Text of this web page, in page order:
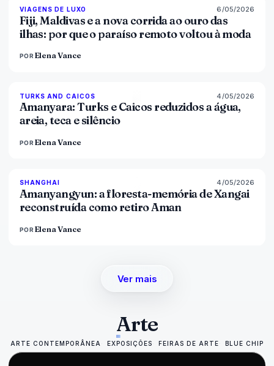
% 76
VIAGENS DE LUXO 6/05/2026
Fiji, Maldivas e a nova corrida ao ouro das
ilhas: por que o paraíso remoto voltou à moda
POR Elena Vance
% 60
TURKS AND CAICOS 4/05/2026
Amanyara: Turks e Caicos reduzidos a água,
areia, teca e silêncio
POR Elena Vance
% 78
SHANGHAI 4/05/2026
Amanyangyun: a floresta-memória de Xangai
reconstruída como retiro Aman
POR Elena Vance
Ver mais
Arte
ARTE CONTEMPORÂNEA EXPOSIÇÕES FEIRAS DE ARTE BLUE CHIP